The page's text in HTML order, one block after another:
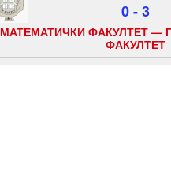
0-3
МАТЕМАТИЧКИ ФАКУЛТЕТ —
ФАКУЛТЕТ